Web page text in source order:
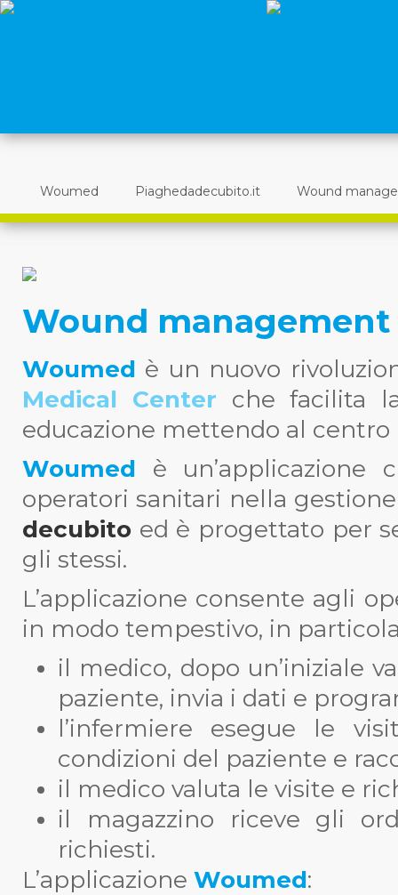
Woumed Piaghedadecubito.it Wound
Wound management
Woumed è un nuovo
Medical Center che facilita
educazione mettendo al centro
Woumed è un’applicazione
operatori sanitari nella
decubito ed è progettato per
gli stessi.
L’applicazione consente agli
in modo tempestivo, in
il medico, dopo un’iniziale
paziente, invia i dati e
l’infermiere esegue le
condizioni del paziente e
il medico valuta le visite e
il magazzino riceve gli
richiesti.
L’applicazione Woumed: